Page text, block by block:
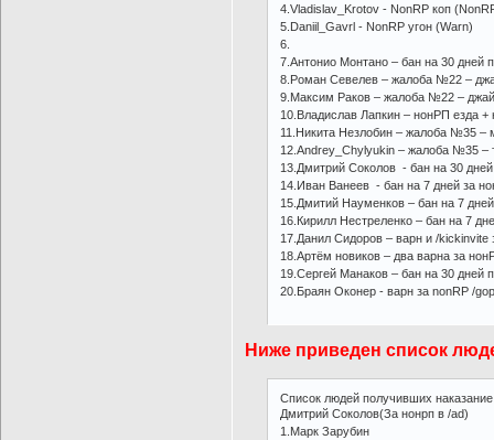
4.Vladislav_Krotov - NonRP коп
5.Daniil_Gavrl - NonRP угон (Warn)
6.
7.Антонио Монтано – бан на 30 дней
8.Роман Севелев – жалоба №22 –
9.Максим Раков – жалоба №22 –
10.Владислав Лапкин – нонРП езда
11.Никита Незлобин – жалоба №35 –
12.Andrey_Chylyukin – жалоба №35 –
13.Дмитрий Соколов - бан на 30
14.Иван Ванеев - бан на 7 дней за
15.Дмитий Науменков – бан на 7
16.Кирилл Нестреленко – бан на 7
17.Данил Сидоров – варн и /kickinvite
18.Артём новиков – два варна за
19.Сергей Манаков – бан на 30 дней
20.Браян Оконер - варн за nonRP /
Ниже приведен список
Список людей получивших
Дмитрий Соколов(За нонрп в /ad)
1.Марк Зарубин